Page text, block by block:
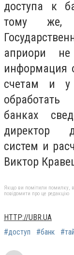
доступа к
тому же,
априори
информация
счетам и у
банках
директор
систем и
Виктор
Якщо ви помітили помилку,
повідомити про це редакцію
HTTP://UBR.UA
#доступ
#банк